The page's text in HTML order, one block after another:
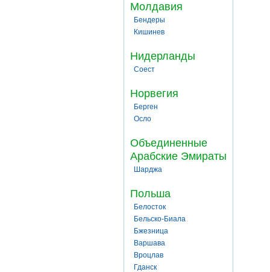
Молдавия
Бендеры
Кишинев
Нидерланды
Соест
Норвегия
Берген
Осло
Объединенные
Арабские Эмираты
Шарджа
Польша
Белосток
Бельско-Биала
Бжезница
Варшава
Вроцлав
Гданск